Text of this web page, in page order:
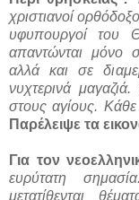
χριστιανοί
υφυπουργοί του
απαντώνται μόνο
αλλά και σε
νυχτερινά
στους αγίους. Κάθε
Παρέλειψε τα
Για τον
ευρύτατη
μετατίθενται